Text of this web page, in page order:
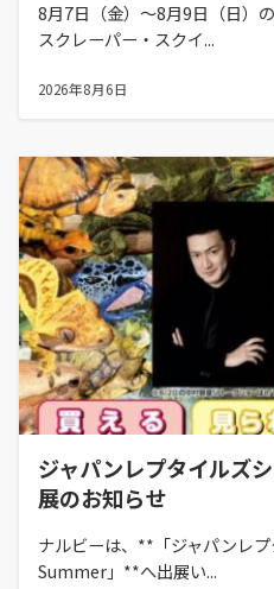
8月7日（金）～8月9日（日）
スクレーパー・スクイ...
2026年8月6日
ジャパンレプタイルズ
展のお知らせ
ナルビーは、**「ジャパンレ
Summer」**へ出展い...